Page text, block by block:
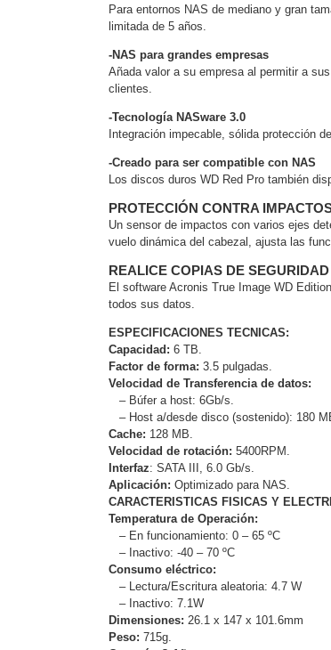
Software VMS y
EPCOM Cloud
AccesoriosBody
Para entornos NAS de mediano y gran
limitada de 5 años.
-NAS para grandes empresas
Añada valor a su empresa al permitir a
clientes.
-Tecnología NASware 3.0
Integración impecable, sólida protección
-Creado para ser compatible con NAS
Los discos duros WD Red Pro también
PROTECCIÓN CONTRA
Un sensor de impactos con varios ejes
vuelo dinámica del cabezal, ajusta las
REALICE COPIAS DE
El software Acronis True Image WD
todos sus datos.
ESPECIFICACIONES TECNICAS:
Capacidad: 6 TB.
Factor de forma: 3.5 pulgadas.
Velocidad de Transferencia de datos:
– Búfer a host: 6Gb/s.
– Host a/desde disco (sostenido): 180
Cache: 128 MB.
Velocidad de rotación: 5400RPM.
Interfaz: SATA III, 6.0 Gb/s.
Aplicación: Optimizado para NAS.
CARACTERISTICAS FISICAS Y
Temperatura de Operación:
– En funcionamiento: 0 – 65 ºC
– Inactivo: -40 – 70 ºC
Consumo eléctrico:
– Lectura/Escritura aleatoria: 4.7 W
– Inactivo: 7.1W
Dimensiones: 26.1 x 147 x 101.6mm
Peso: 715g.